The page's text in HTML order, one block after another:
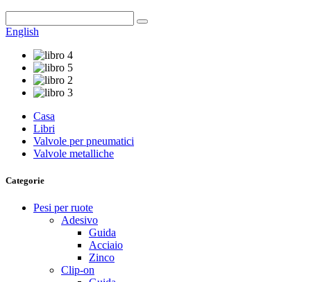
English
Casa
Libri
Valvole per pneumatici
Valvole metalliche
Categorie
Pesi per ruote
Adesivo
Guida
Acciaio
Zinco
Clip-on